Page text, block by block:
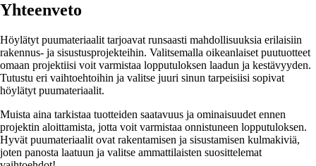
Yhteenveto
Höylätyt puumateriaalit tarjoavat runsaasti mahdollisuuksia erilaisiin
rakennus- ja sisustusprojekteihin. Valitsemalla oikeanlaiset puutuotteet
omaan projektiisi voit varmistaa lopputuloksen laadun ja kestävyyden.
Tutustu eri vaihtoehtoihin ja valitse juuri sinun tarpeisiisi sopivat
höylätyt puumateriaalit.
Muista aina tarkistaa tuotteiden saatavuus ja ominaisuudet ennen
projektin aloittamista, jotta voit varmistaa onnistuneen lopputuloksen.
Hyvät puumateriaalit ovat rakentamisen ja sisustamisen kulmakiviä,
joten panosta laatuun ja valitse ammattilaisten suosittelemat